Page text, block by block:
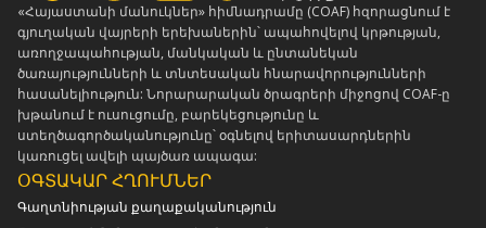
«Հայաստանի մանուկներ» հիմնադրամը (COAF) հզորացնում է
գյուղական վայրերի երեխաներին՝ ապահովելով կրթության,
առողջապահության, մանկական և ընտանեկան
ծառայությունների և տնտեսական հնարավորությունների
հասանելիություն: Նորարարական ծրագրերի միջոցով COAF-ը
խթանում է ուսուցումը, բարեկեցությունը և
ստեղծագործականությունը՝ օգնելով երիտասարդներին
կառուցել ավելի պայծառ ապագա:
ՕԳՏԱԿԱՐ ՀՂՈՒՄՆԵՐ
Գաղտնիության քաղաքականություն